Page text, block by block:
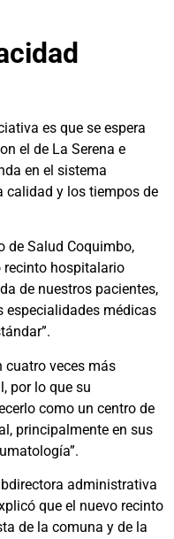
es que se espera
el de La Serena e
en el sistema
calidad y los tiempos de
de Salud Coquimbo,
recinto hospitalario
de nuestros pacientes,
especialidades médicas
cuatro veces más
por lo que su
como un centro de
principalmente en sus
administrativa
que el nuevo recinto
de la comuna y de la